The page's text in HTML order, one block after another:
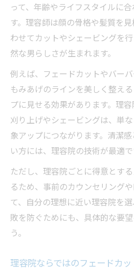
って、年齢やライフスタイルに
す。理容師は顔の骨格や髪質を
わせてカットやシェービングを
然な男らしさが生まれます。
例えば、フェードカットやバー
もみあげのラインを美しく整え
プに見せる効果があります。理
刈り上げやシェービングは、単
象アップにつながります。清潔
い方には、理容院の技術が最適で
ただし、理容院ごとに得意とす
るため、事前のカウンセリング
て、自分の理想に近い理容院を
敗を防ぐためにも、具体的な要
う。
理容院ならではのフェードカ